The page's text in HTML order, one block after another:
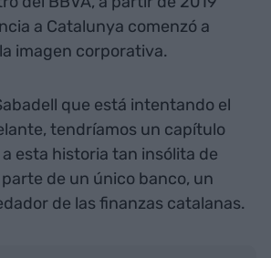
a Catalunya comenzó a
imagen corporativa.
que está intentando el
tendríamos un capítulo
esta historia tan insólita de
de un único banco, un
de las finanzas catalanas.